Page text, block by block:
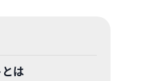
は